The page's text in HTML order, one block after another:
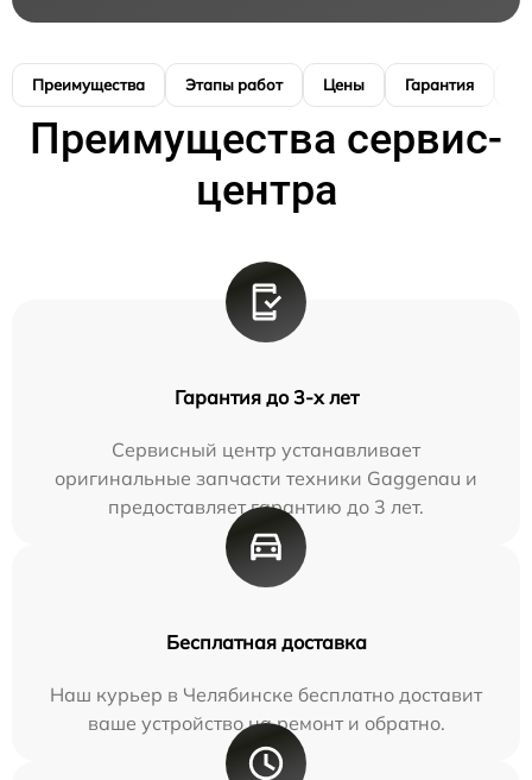
Преимущества Этапы работ Цены Гарантия
Преимущества сервис-
центра
Гарантия до 3-х лет
Сервисный центр устанавливает
оригинальные запчасти техники Gaggenau и
предоставляет гарантию до 3 лет.
Бесплатная доставка
Наш курьер в Челябинске бесплатно доставит
ваше устройство на ремонт и обратно.